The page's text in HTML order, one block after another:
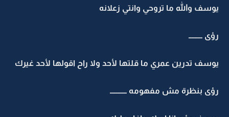
يوسف والله ما تروحي وانتي زعلانه
رؤى ـــــــــ
يوسف تدرين عمري ما قلتها لأحد ولا راح اقولها لأحد غيرك
رؤى بنظرة مش مفهومه ـــــــــــ